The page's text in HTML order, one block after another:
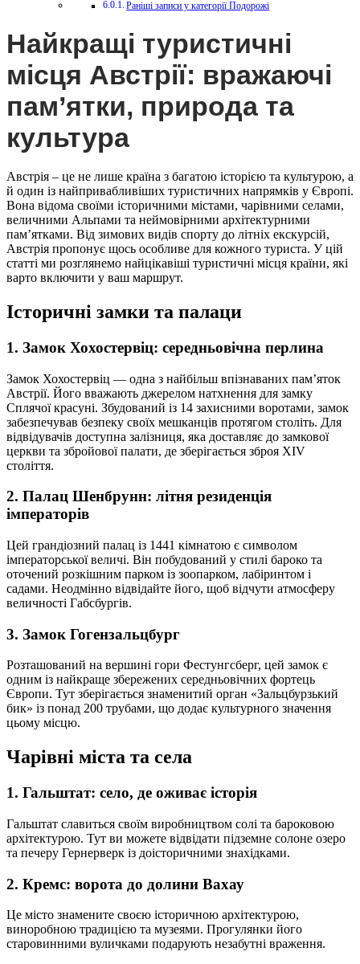
Раніші записи у категорії Подорожі
Найкращі туристичні
місця Австрії: вражаючі
пам’ятки, природа та
культура
Австрія – це не лише країна з багатою історією та культурою, а
й один із найпривабливіших туристичних напрямків у Європі.
Вона відома своїми історичними містами, чарівними селами,
величними Альпами та неймовірними архітектурними
пам’ятками. Від зимових видів спорту до літніх екскурсій,
Австрія пропонує щось особливе для кожного туриста. У цій
статті ми розглянемо найцікавіші туристичні місця країни, які
варто включити у ваш маршрут.
Історичні замки та палаци
1. Замок Хохостервіц: середньовічна перлина
Замок Хохостервіц — одна з найбільш впізнаваних пам’яток
Австрії. Його вважають джерелом натхнення для замку
Сплячої красуні. Збудований із 14 захисними воротами, замок
забезпечував безпеку своїх мешканців протягом століть. Для
відвідувачів доступна залізниця, яка доставляє до замкової
церкви та збройової палати, де зберігається зброя XIV
століття.
2. Палац Шенбрунн: літня резиденція
імператорів
Цей грандіозний палац із 1441 кімнатою є символом
імператорської величі. Він побудований у стилі бароко та
оточений розкішним парком із зоопарком, лабіринтом і
садами. Неодмінно відвідайте його, щоб відчути атмосферу
величності Габсбургів.
3. Замок Гогензальцбург
Розташований на вершині гори Фестунгсберг, цей замок є
одним із найкраще збережених середньовічних фортець
Європи. Тут зберігається знаменитий орган «Зальцбурзький
бик» із понад 200 трубами, що додає культурного значення
цьому місцю.
Чарівні міста та села
1. Гальштат: село, де оживає історія
Гальштат славиться своїм виробництвом солі та бароковою
архітектурою. Тут ви можете відвідати підземне солоне озеро
та печеру Гернерверк із доісторичними знахідками.
2. Кремс: ворота до долини Вахау
Це місто знамените своєю історичною архітектурою,
виноробною традицією та музеями. Прогулянки його
старовинними вуличками подарують незабутні враження.